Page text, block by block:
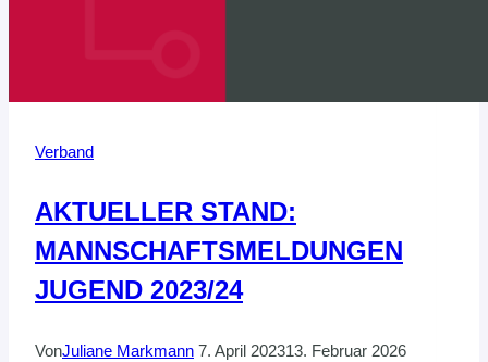
Verband
AKTUELLER STAND:
MANNSCHAFTSMELDUNGEN
JUGEND 2023/24
VonJuliane Markmann 7. April 202313. Februar 2026